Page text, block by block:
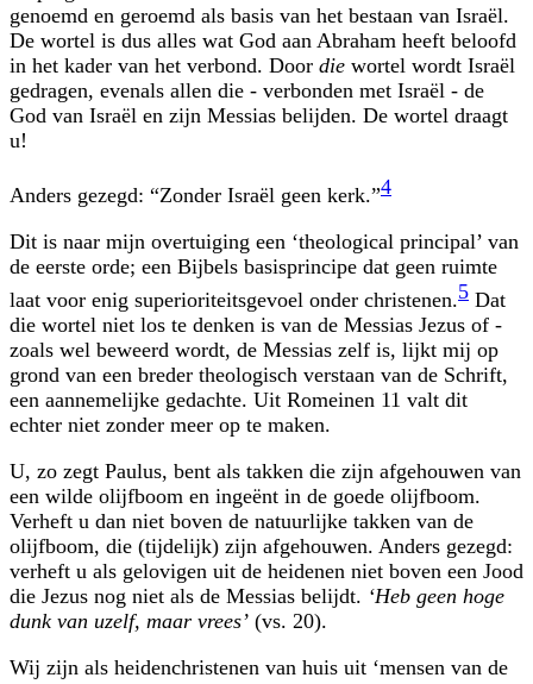
genoemd en geroemd als basis van het bestaan van Israël.
De wortel is dus alles wat God aan Abraham heeft beloofd
in het kader van het verbond. Door die wortel wordt Israël
gedragen, evenals allen die - verbonden met Israël - de
God van Israël en zijn Messias belijden. De wortel draagt
u!
Anders gezegd: “Zonder Israël geen kerk.”4
Dit is naar mijn overtuiging een ‘theological principal’ van
de eerste orde; een Bijbels basisprincipe dat geen ruimte
laat voor enig superioriteitsgevoel onder christenen.5 Dat
die wortel niet los te denken is van de Messias Jezus of -
zoals wel beweerd wordt, de Messias zelf is, lijkt mij op
grond van een breder theologisch verstaan van de Schrift,
een aannemelijke gedachte. Uit Romeinen 11 valt dit
echter niet zonder meer op te maken.
U, zo zegt Paulus, bent als takken die zijn afgehouwen van
een wilde olijfboom en ingeënt in de goede olijfboom.
Verheft u dan niet boven de natuurlijke takken van de
olijfboom, die (tijdelijk) zijn afgehouwen. Anders gezegd:
verheft u als gelovigen uit de heidenen niet boven een Jood
die Jezus nog niet als de Messias belijdt. ‘Heb geen hoge
dunk van uzelf, maar vrees’ (vs. 20).
Wij zijn als heidenchristenen van huis uit ‘mensen van de